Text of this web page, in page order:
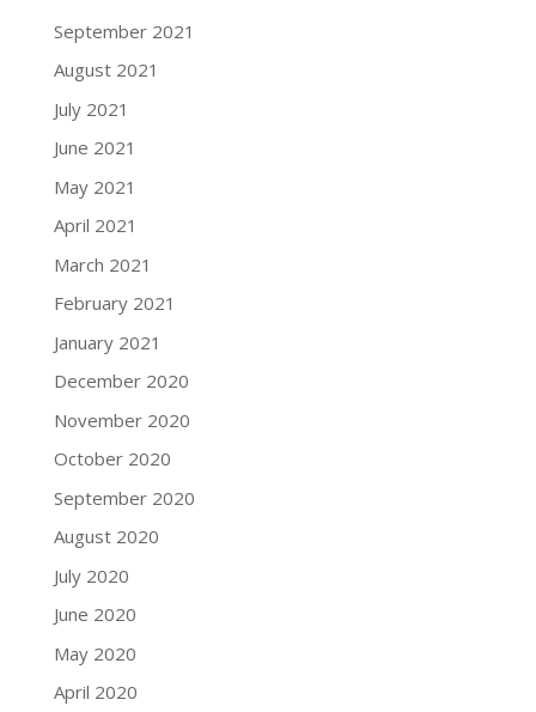
September 2021
August 2021
July 2021
June 2021
May 2021
April 2021
March 2021
February 2021
January 2021
December 2020
November 2020
October 2020
September 2020
August 2020
July 2020
June 2020
May 2020
April 2020